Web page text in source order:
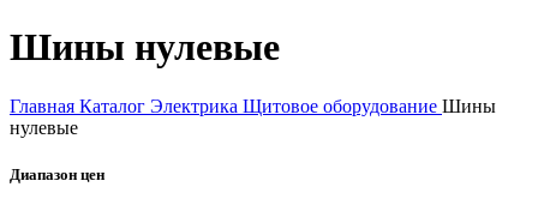
Шины нулевые
Главная Каталог Электрика Щитовое оборудование Шины
нулевые
Диапазон цен